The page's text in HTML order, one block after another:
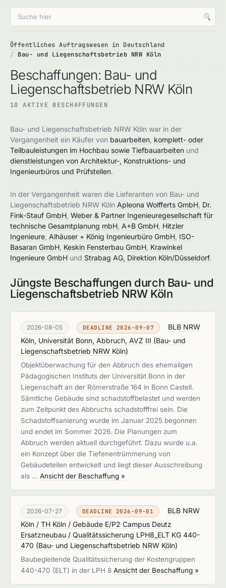
🔍
Öffentliches Auftragswesen in Deutschland
Bau- und Liegenschaftsbetrieb NRW Köln
Beschaffungen: Bau- und
Liegenschaftsbetrieb NRW Köln
10 AKTIVE BESCHAFFUNGEN
Bau- und Liegenschaftsbetrieb NRW Köln war in der
Vergangenheit ein Käufer von bauarbeiten komplett- oder
Teilbauleistungen im Hochbau sowie Tiefbauarbeiten und
dienstleistungen von Architektur-, Konstruktions- und
Ingenieurbüros und Prüfstellen.
In der Vergangenheit waren die Lieferanten von Bau- und
Liegenschaftsbetrieb NRW Köln Apleona Wolfferts GmbH Dr.
Fink-Stauf GmbH Weber & Partner Ingenieuregesellschaft für
technische Gesamtplanung mbH A+B GmbH Hitzler
Ingenieure Alhäuser + König Ingenieurbüro GmbH ISO-
Basaran GmbH Keskin Fensterbau GmbH Krawinkel
Ingenieure GmbH und Strabag AG, Direktion Köln/Düsseldorf.
Jüngste Beschaffungen durch Bau- und
Liegenschaftsbetrieb NRW Köln
2026-08-05 DEADLINE 2026-09-07
BLB NRW
Köln, Universität Bonn, Abbruch, AVZ III (Bau- und
Liegenschaftsbetrieb NRW Köln)
Objektüberwachung für den Abbruch des ehemaligen
Pädagogischen Instituts der Universität Bonn in der
Liegenschaft an der Römerstraße 164 in Bonn Castell.
Sämtliche Gebäude sind schadstoffbelastet und werden
zum Zeitpunkt des Abbruchs schadstofffrei sein. Die
Schadstoffsanierung wurde im Januar 2025 begonnen
und endet im Sommer 2026. Die Planungen zum
Abbruch werden aktuell durchgeführt. Dazu wurde u.a.
ein Konzept über die Tiefenentrümmerung von
Gebäudeteilen entwickelt und liegt dieser Ausschreibung
als … Ansicht der Beschaffung »
2026-07-27 DEADLINE 2026-09-01
BLB NRW
Köln / TH Köln / Gebäude E/P2 Campus Deutz
Ersatzneubau / Qualitätssicherung LPH8_ELT KG 440-
470 (Bau- und Liegenschaftsbetrieb NRW Köln)
Baubegleitende Qualitätssicherung der Kostengruppen
440-470 (ELT) in der LPH 8 Ansicht der Beschaffung »